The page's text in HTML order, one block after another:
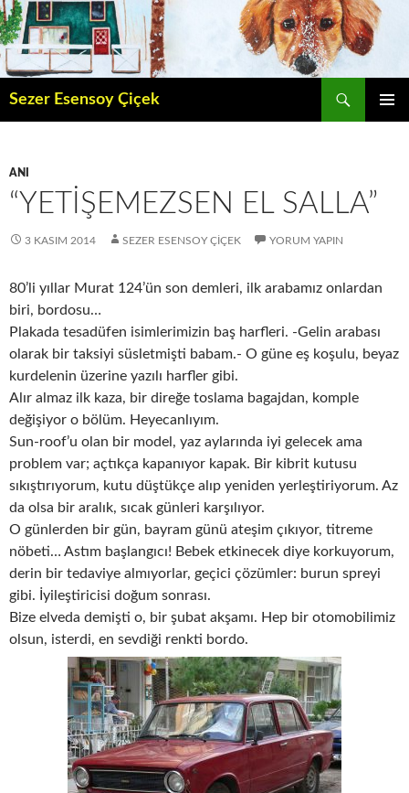
İçeriğe
atla
Sezer Esensoy Çiçek
ANI
“YETIŞEMEZSEN EL SALLA”
3 KASIM 2014 SEZER ESENSOY ÇIÇEK YORUM YAPIN
80’li yıllar Murat 124’ün son demleri, ilk arabamız onlardan
biri, bordosu…
Plakada tesadüfen isimlerimizin baş harfleri. -Gelin arabası
olarak bir taksiyi süsletmişti babam.- O güne eş koşulu, beyaz
kurdelenin üzerine yazılı harfler gibi.
Alır almaz ilk kaza, bir direğe toslama bagajdan, komple
değişiyor o bölüm. Heyecanlıyım.
Sun-roof’u olan bir model, yaz aylarında iyi gelecek ama
problem var; açtıkça kapanıyor kapak. Bir kibrit kutusu
sıkıştırıyorum, kutu düştükçe alıp yeniden yerleştiriyorum. Az
da olsa bir aralık, sıcak günleri karşılıyor.
O günlerden bir gün, bayram günü ateşim çıkıyor, titreme
nöbeti… Astım başlangıcı! Bebek etkinecek diye korkuyorum,
derin bir tedaviye almıyorlar, geçici çözümler: burun spreyi
gibi. İyileştiricisi doğum sonrası.
Bize elveda demişti o, bir şubat akşamı. Hep bir otomobilimiz
olsun, isterdi, en sevdiği renkti bordo.